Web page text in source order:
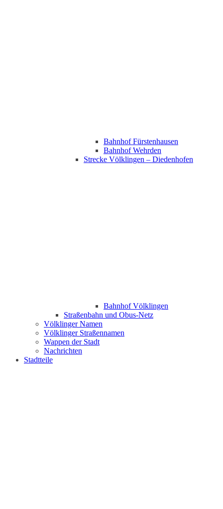
Bahnhof Fürstenhausen
Bahnhof Wehrden
Strecke Völklingen – Diedenhofen
Bahnhof Völklingen
Straßenbahn und Obus-Netz
Völklinger Namen
Völklinger Straßennamen
Wappen der Stadt
Nachrichten
Stadtteile